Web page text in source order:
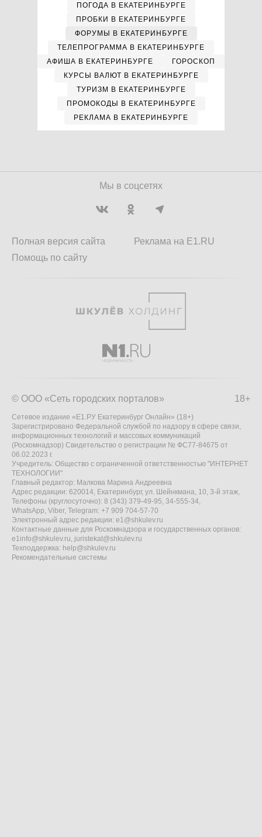
ПОГОДА В ЕКАТЕРИНБУРГЕ
ПРОБКИ В ЕКАТЕРИНБУРГЕ
ФОРУМЫ В ЕКАТЕРИНБУРГЕ
ТЕЛЕПРОГРАММА В ЕКАТЕРИНБУРГЕ
АФИША В ЕКАТЕРИНБУРГЕ
ГОРОСКОП
КУРСЫ ВАЛЮТ В ЕКАТЕРИНБУРГЕ
ТУРИЗМ В ЕКАТЕРИНБУРГЕ
ПРОМОКОДЫ В ЕКАТЕРИНБУРГЕ
РЕКЛАМА В ЕКАТЕРИНБУРГЕ
Мы в соцсетях
Полная версия сайта
Помощь по сайту
Реклама на E1.RU
18+
© ООО «Сеть городских порталов»
Сетевое издание «Е1.РУ Екатеринбург Онлайн» (18+)
Зарегистрировано Федеральной службой по надзору в сфере связи,
информационных технологий и массовых коммуникаций
(Роскомнадзор) Свидетельство о регистрации № ФС77-84675 от
06.02.2023 г.
Учредитель: Общество с ограниченной ответственностью "ИНТЕРНЕТ
ТЕХНОЛОГИИ"
Главный редактор: Малкова Марина Андреевна
Адрес редакции: 620014, Екатеринбург, ул. Шейнкмана, 10, 3-й этаж,
Телефоны (круглосуточно): 8 (343) 379-49-95, 34-555-34,
WhatsApp, Viber, Telegram: +7 909 704-57-70
Электронный адрес редакции: e1@shkulev.ru
Контактные данные для Роскомнадзора и государственных органов:
e1info@shkulev.ru, juristekat@shkulev.ru
Техподдержка: help@shkulev.ru
Рекомендательные системы